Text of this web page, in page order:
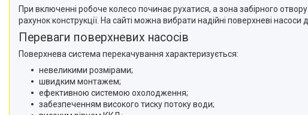
При включенні робоче колесо починає рухатися, а зона забірного
рахунок конструкції. На сайті можна вибрати надійні поверхневі
Переваги поверхневих насосів
Поверхнева система перекачування характеризується:
невеликими розмірами;
швидким монтажем;
ефективною системою охолодження;
забезпеченням високого тиску потоку води;